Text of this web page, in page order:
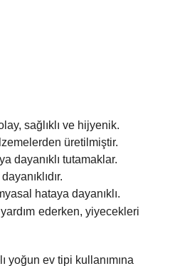
sağlıklı ve hijyenik.
üretilmiştir.
dayanıklı tutamaklar.
hataya dayanıklı.
ederken, yiyecekleri
yoğun ev tipi kullanımına